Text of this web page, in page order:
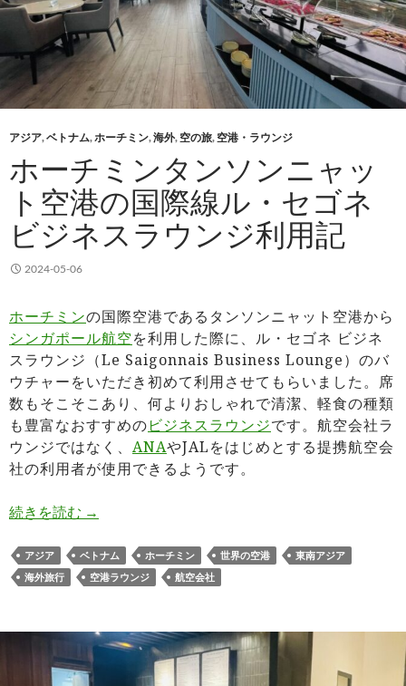
アジア,ベトナム,ホーチミン,海外, 空の旅, 空港・ラウンジ
ホーチミンタンソンニャッ
ト空港の国際線ル・セゴネ
ビジネスラウンジ利用記
2024-05-06
ホーチミンの国際空港であるタンソンニャット空港から
シンガポール航空を利用した際に、ル・セゴネ ビジネ
スラウンジ（Le Saigonnais Business Lounge）のバ
ウチャーをいただき初めて利用させてもらいました。席
数もそこそこあり、何よりおしゃれで清潔、軽食の種類
も豊富なおすすめのビジネスラウンジです。航空会社ラ
ウンジではなく、 ANAやJALをはじめとする提携航空会
社の利用者が使用できるようです。
続きを読む ホーチミンタンソンニャット空港の国際線ル・
→
アジア ベトナム ホーチミン 世界の空港
東南アジア
海外旅行
空港ラウンジ 航空会社